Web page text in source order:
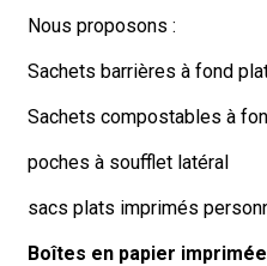
Nous proposons :
Sachets barrières à fond
Sachets compostables à
poches à soufflet latéral
sacs plats imprimés
Boîtes en papier